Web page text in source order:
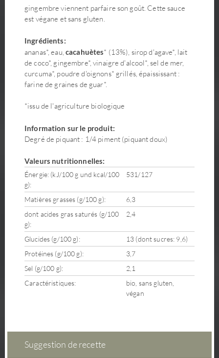
gingembre viennent parfaire son goût. Cette sauce
est végane et sans gluten.
Ingrédients:
ananas*, eau, cacahuètes* (13%), sirop d'agave*, lait
de coco*, gingembre*, vinaigre d'alcool*, sel de mer,
curcuma*, poudre d'oignons* grillés, épaississant :
farine de graines de guar*.
*issu de l'agriculture biologique
Information sur le produit:
Degré de piquant : 1/4 piment (piquant doux)
Valeurs nutritionnelles:
Énergie: (kJ/100 g und kcal/100
g):
531/127
Matières grasses (g/100 g):
6,3
dont acides gras saturés (g/100
g):
2,4
Glucides (g/100 g):
13 (dont sucres: 9,6)
Protéines (g/100 g):
3,7
Sel (g/100 g):
2,1
Caractéristiques:
bio, sans gluten,
végan
Suggestion de recette